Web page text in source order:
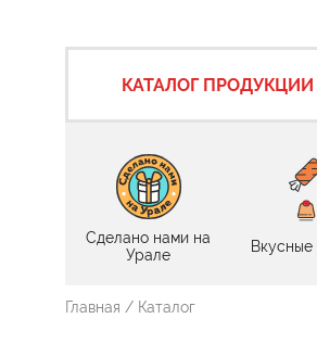
КАТАЛОГ ПРОДУКЦИИ
Сделано нами на
Урале
Главная / Каталог